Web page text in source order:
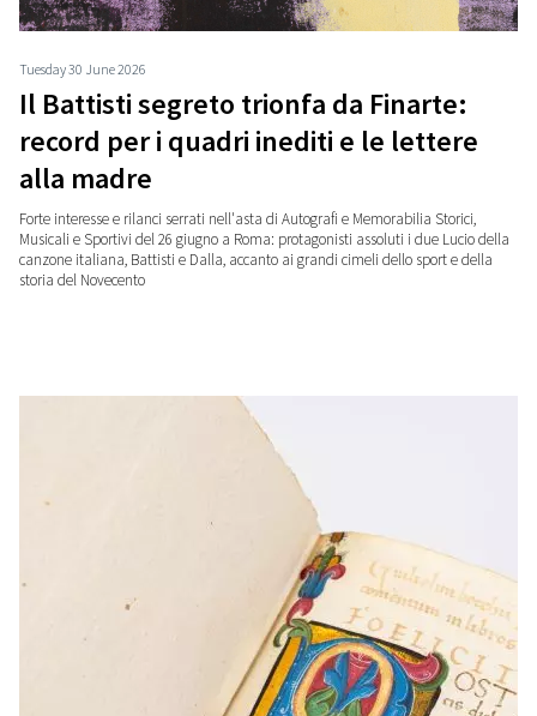
Tuesday 30 June 2026
Il Battisti segreto trionfa da Finarte:
record per i quadri inediti e le lettere
alla madre
Forte interesse e rilanci serrati nell'asta di Autografi e Memorabilia Storici,
Musicali e Sportivi del 26 giugno a Roma: protagonisti assoluti i due Lucio della
canzone italiana, Battisti e Dalla, accanto ai grandi cimeli dello sport e della
storia del Novecento